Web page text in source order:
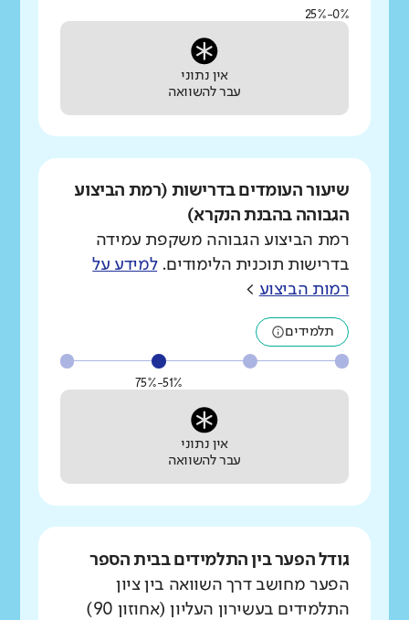
0%-25%
אין נתוני
עבר להשוואה
שיעור העומדים בדרישות (רמת הביצוע
הגבוהה בהבנת הנקרא)
רמת הביצוע הגבוהה משקפת עמידה
בדרישות תוכנית הלימודים.למידע על
רמות הביצוע >
תלמידים
51%-75%
אין נתוני
עבר להשוואה
גודל הפער בין התלמידים בבית הספר
הפער מחושב דרך השוואה בין ציון
התלמידים בעשירון העליון (אחוזון 90)